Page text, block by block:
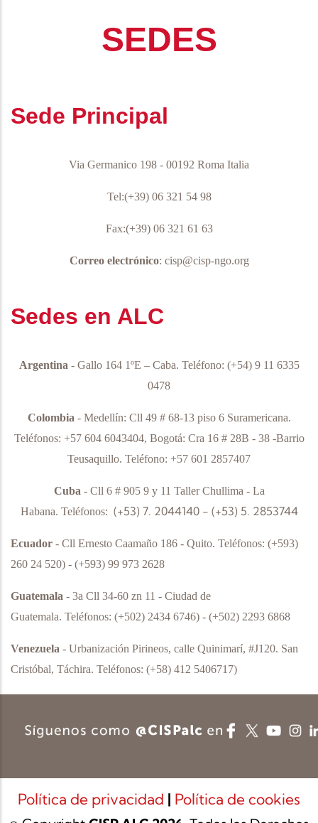
SEDES
Sede Principal
Via Germanico 198 - 00192 Roma Italia
Tel:(+39) 06 321 54 98
Fax:(+39) 06 321 61 63
Correo electrónico: cisp@cisp-ngo.org
Sedes en ALC
Argentina - Gallo 164 1ºE – Caba. Teléfono: (+54) 9 11 6335
0478
Colombia - Medellín: Cll 49 # 68-13 piso 6 Suramericana.
Teléfonos: +57 604 6043404, Bogotá: Cra 16 # 28B - 38 -Barrio
Teusaquillo. Teléfono: +57 601 2857407
Cuba - Cll 6 # 905 9 y 11 Taller Chullima - La
Habana. Teléfonos: (+53) 7. 2044140 - (+53) 5. 2853744
Ecuador - Cll Ernesto Caamaño 186 - Quito. Teléfonos: (+593)
260 24 520) - (+593) 99 973 2628
Guatemala - 3a Cll 34-60 zn 11 - Ciudad de
Guatemala. Teléfonos: (+502) 2434 6746) - (+502) 2293 6868
Venezuela - Urbanización Pirineos, calle Quinimarí, #J120. San
Cristóbal, Táchira. Teléfonos: (+58) 412 5406717)
Política de privacidad | Política de cookies